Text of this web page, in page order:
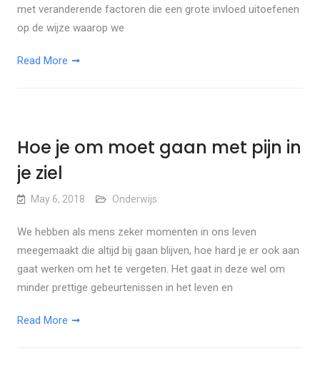
met veranderende factoren die een grote invloed uitoefenen
op de wijze waarop we
Read More
Hoe je om moet gaan met pijn in
je ziel
May 6, 2018 Onderwijs
We hebben als mens zeker momenten in ons leven
meegemaakt die altijd bij gaan blijven, hoe hard je er ook aan
gaat werken om het te vergeten. Het gaat in deze wel om
minder prettige gebeurtenissen in het leven en
Read More